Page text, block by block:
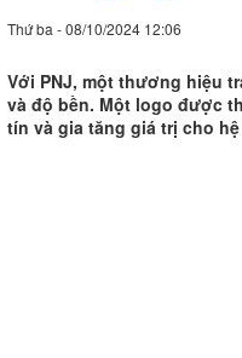
Thứ ba - 08/10/2024 12:06
Với PNJ, một thương hiệu
và độ bền. Một logo được
tín và gia tăng giá trị cho